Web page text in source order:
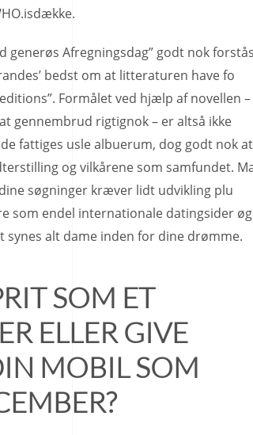
generøs Afregningsdag” godt nok forstås
bedst om at litteraturen have fo
Formålet ved hjælp af novellen
gennembrud rigtignok – er altså ikke
fattiges usle albuerum, dog godt nok at
og vilkårene som samfundet.
søgninger kræver lidt udvikling plu
som endel internationale datingsider
alt dame inden for dine drømme.
SOM ET
ELLER GIVE
MOBIL SOM